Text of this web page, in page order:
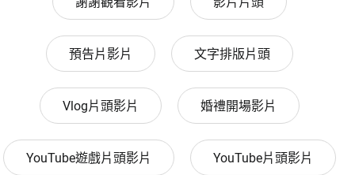
預告片影片 文字排版片頭
Vlog片頭影片 婚禮開場影片
YouTube遊戲片頭影片 YouTube片頭影片